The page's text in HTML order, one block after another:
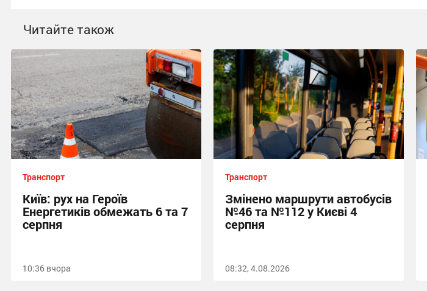
Читайте також
Транспорт
Київ: рух на Героїв
Енергетиків обмежать 6 та 7
серпня
10:36 вчора
Транспорт
Змінено маршрути автобусів
№46 та №112 у Києві 4
серпня
08:32, 4.08.2026